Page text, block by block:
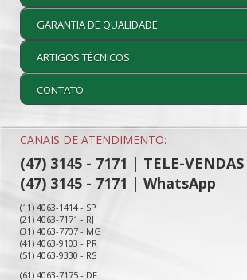
GARANTIA DE QUALIDADE
ARTIGOS TÉCNICOS
CONTATO
CANAIS DE ATENDIMENTO:
(47) 3145 - 7171 | TELE-VENDAS
(47) 3145 - 7171 | WhatsApp
(11) 4063-1414 - SP
(21) 4063-7171 - RJ
(31) 4063-7707 - MG
(41) 4063-9103 - PR
(51) 4063-9330 - RS
(61) 4063-7175 - DF